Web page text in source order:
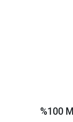
%100